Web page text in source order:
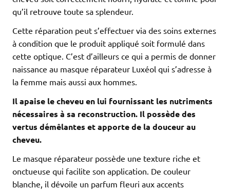
qu’il retrouve toute sa splendeur.
Cette réparation peut s’effectuer via des soins externes
à condition que le produit appliqué soit formulé dans
cette optique. C’est d’ailleurs ce qui a permis de donner
naissance au masque réparateur Luxéol qui s’adresse à
la femme mais aussi aux hommes.
Il apaise le cheveu en lui fournissant les nutriments
nécessaires à sa reconstruction. Il possède des
vertus démêlantes et apporte de la douceur au
cheveu.
Le masque réparateur possède une texture riche et
onctueuse qui facilite son application. De couleur
blanche, il dévoile un parfum fleuri aux accents